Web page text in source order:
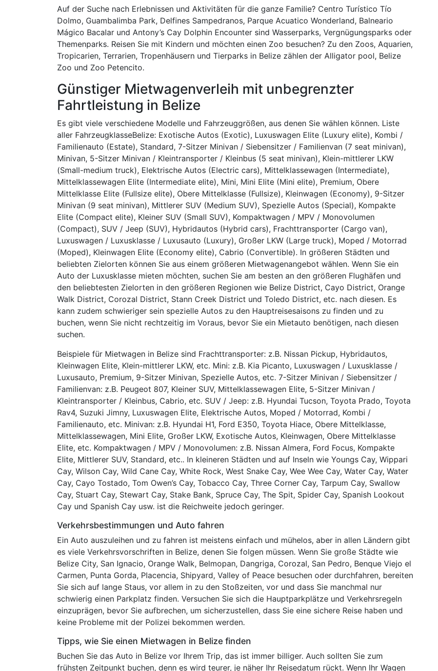
Auf der Suche nach Erlebnissen und Aktivitäten für die ganze Familie? Centro Turístico Tío
Dolmo, Guambalimba Park, Delfines Sampedranos, Parque Acuatico Wonderland, Balneario
Mágico Bacalar und Antony’s Cay Dolphin Encounter sind Wasserparks, Vergnügungsparks oder
Themenparks. Reisen Sie mit Kindern und möchten einen Zoo besuchen? Zu den Zoos, Aquarien,
Tropicarien, Terrarien, Tropenhäusern und Tierparks in Belize zählen der Alligator pool, Belize
Zoo und Zoo Petencito.
Günstiger Mietwagenverleih mit unbegrenzter
Fahrtleistung in Belize
Es gibt viele verschiedene Modelle und Fahrzeuggrößen, aus denen Sie wählen können. Liste
aller FahrzeugklasseBelize: Exotische Autos (Exotic), Luxuswagen Elite (Luxury elite), Kombi /
Familienauto (Estate), Standard, 7-Sitzer Minivan / Siebensitzer / Familienvan (7 seat minivan),
Minivan, 5-Sitzer Minivan / Kleintransporter / Kleinbus (5 seat minivan), Klein-mittlerer LKW
(Small-medium truck), Elektrische Autos (Electric cars), Mittelklassewagen (Intermediate),
Mittelklassewagen Elite (Intermediate elite), Mini, Mini Elite (Mini elite), Premium, Obere
Mittelklasse Elite (Fullsize elite), Obere Mittelklasse (Fullsize), Kleinwagen (Economy), 9-Sitzer
Minivan (9 seat minivan), Mittlerer SUV (Medium SUV), Spezielle Autos (Special), Kompakte
Elite (Compact elite), Kleiner SUV (Small SUV), Kompaktwagen / MPV / Monovolumen
(Compact), SUV / Jeep (SUV), Hybridautos (Hybrid cars), Frachttransporter (Cargo van),
Luxuswagen / Luxusklasse / Luxusauto (Luxury), Großer LKW (Large truck), Moped / Motorrad
(Moped), Kleinwagen Elite (Economy elite), Cabrio (Convertible). In größeren Städten und
beliebten Zielorten können Sie aus einem größeren Mietwagenangebot wählen. Wenn Sie ein
Auto der Luxusklasse mieten möchten, suchen Sie am besten an den größeren Flughäfen und
den beliebtesten Zielorten in den größeren Regionen wie Belize District, Cayo District, Orange
Walk District, Corozal District, Stann Creek District und Toledo District, etc. nach diesen. Es
kann zudem schwieriger sein spezielle Autos zu den Hauptreisesaisons zu finden und zu
buchen, wenn Sie nicht rechtzeitig im Voraus, bevor Sie ein Mietauto benötigen, nach diesen
suchen.
Beispiele für Mietwagen in Belize sind Frachttransporter: z.B. Nissan Pickup, Hybridautos,
Kleinwagen Elite, Klein-mittlerer LKW, etc. Mini: z.B. Kia Picanto, Luxuswagen / Luxusklasse /
Luxusauto, Premium, 9-Sitzer Minivan, Spezielle Autos, etc. 7-Sitzer Minivan / Siebensitzer /
Familienvan: z.B. Peugeot 807, Kleiner SUV, Mittelklassewagen Elite, 5-Sitzer Minivan /
Kleintransporter / Kleinbus, Cabrio, etc. SUV / Jeep: z.B. Hyundai Tucson, Toyota Prado, Toyota
Rav4, Suzuki Jimny, Luxuswagen Elite, Elektrische Autos, Moped / Motorrad, Kombi /
Familienauto, etc. Minivan: z.B. Hyundai H1, Ford E350, Toyota Hiace, Obere Mittelklasse,
Mittelklassewagen, Mini Elite, Großer LKW, Exotische Autos, Kleinwagen, Obere Mittelklasse
Elite, etc. Kompaktwagen / MPV / Monovolumen: z.B. Nissan Almera, Ford Focus, Kompakte
Elite, Mittlerer SUV, Standard, etc.. In kleineren Städten und auf Inseln wie Youngs Cay, Wippari
Cay, Wilson Cay, Wild Cane Cay, White Rock, West Snake Cay, Wee Wee Cay, Water Cay, Water
Cay, Cayo Tostado, Tom Owen’s Cay, Tobacco Cay, Three Corner Cay, Tarpum Cay, Swallow
Cay, Stuart Cay, Stewart Cay, Stake Bank, Spruce Cay, The Spit, Spider Cay, Spanish Lookout
Cay und Spanish Cay usw. ist die Reichweite jedoch geringer.
Verkehrsbestimmungen und Auto fahren
Ein Auto auszuleihen und zu fahren ist meistens einfach und mühelos, aber in allen Ländern gibt
es viele Verkehrsvorschriften in Belize, denen Sie folgen müssen. Wenn Sie große Städte wie
Belize City, San Ignacio, Orange Walk, Belmopan, Dangriga, Corozal, San Pedro, Benque Viejo el
Carmen, Punta Gorda, Placencia, Shipyard, Valley of Peace besuchen oder durchfahren, bereiten
Sie sich auf lange Staus, vor allem in zu den Stoßzeiten, vor und dass Sie manchmal nur
schwierig einen Parkplatz finden. Versuchen Sie sich die Hauptparkplätze und Verkehrsregeln
einzuprägen, bevor Sie aufbrechen, um sicherzustellen, dass Sie eine sichere Reise haben und
keine Probleme mit der Polizei bekommen werden.
Tipps, wie Sie einen Mietwagen in Belize finden
Buchen Sie das Auto in Belize vor Ihrem Trip, das ist immer billiger. Auch sollten Sie zum
frühsten Zeitpunkt buchen, denn es wird teurer, je näher Ihr Reisedatum rückt. Wenn Ihr Wagen